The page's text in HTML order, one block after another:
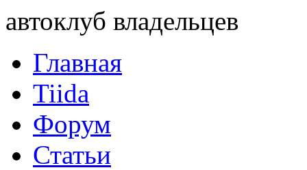
автоклуб владельцев
Главная
Tiida
Форум
Статьи